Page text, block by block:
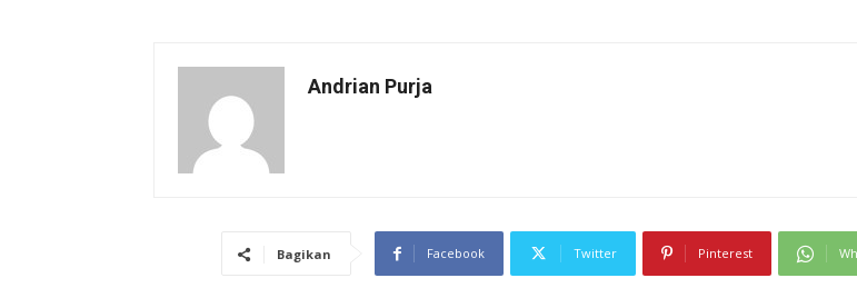
Andrian Purja
Bagikan Facebook Twitter Pinterest